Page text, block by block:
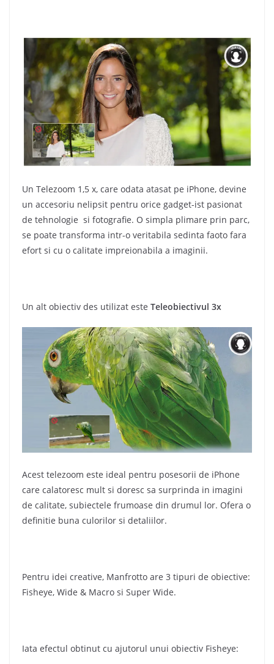
Un Telezoom 1,5 x, care odata atasat pe iPhone, devine
un accesoriu nelipsit pentru orice gadget-ist pasionat
de tehnologie si fotografie. O simpla plimare prin parc,
se poate transforma intr-o veritabila sedinta faoto fara
efort si cu o calitate impreionabila a imaginii.
Un alt obiectiv des utilizat este Teleobiectivul 3x
Acest telezoom este ideal pentru posesorii de iPhone
care calatoresc mult si doresc sa surprinda in imagini
de calitate, subiectele frumoase din drumul lor. Ofera o
definitie buna culorilor si detaliilor.
Pentru idei creative, Manfrotto are 3 tipuri de obiective:
Fisheye, Wide & Macro si Super Wide.
Iata efectul obtinut cu ajutorul unui obiectiv Fisheye: